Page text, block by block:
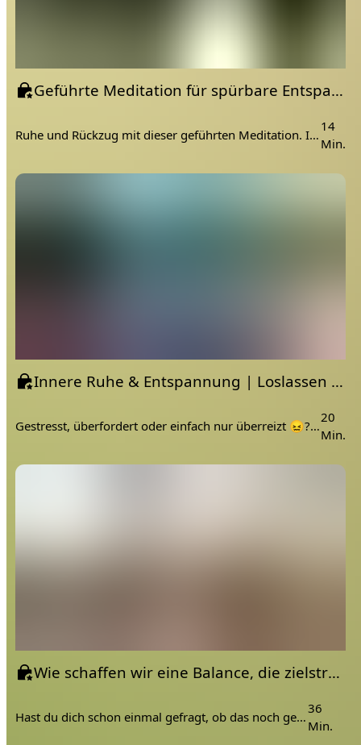
Geführte Meditation für spürbare Entspannung | Ruhepuls senken
Ruhe und Rückzug mit dieser geführten Meditation. Im Hintergrund hörst du sanfte Meditationsmusik, um deinen Geist noch besser zu entspannen.
14
Min.
Innere Ruhe & Entspannung | Loslassen mit sanften Hatha Yoga
Gestresst, überfordert oder einfach nur überreizt 😖? Diese sanfte Einheit holt dich wieder runter
20
Min.
Wie schaffen wir eine Balance, die zielstrebig und gesund ist? | Philosophie Talk
Hast du dich schon einmal gefragt, ob das noch gesund ist?
36
Min.